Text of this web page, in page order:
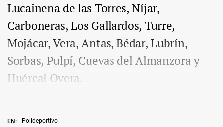
EN: Polideportivo
Lucainena de las Torres, Níjar,
Carboneras, Los Gallardos, Turre,
Mojácar, Vera, Antas, Bédar, Lubrín,
Sorbas, Pulpí, Cuevas del Almanzora y
Huércal Overa.